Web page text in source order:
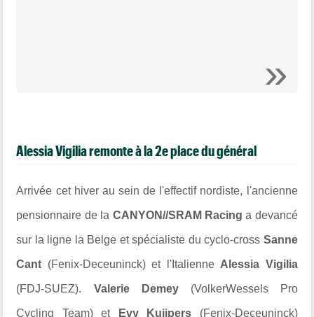
Alessia Vigilia remonte à la 2e place du général
Arrivée cet hiver au sein de l'effectif nordiste, l'ancienne
pensionnaire de la CANYON//SRAM Racing a devancé
sur la ligne la Belge et spécialiste du cyclo-cross Sanne
Cant (Fenix-Deceuninck) et l'Italienne Alessia Vigilia
(FDJ-SUEZ). Valerie Demey(VolkerWessels Pro
Cycling Team) et Evy Kuijpers (Fenix-Deceuninck)